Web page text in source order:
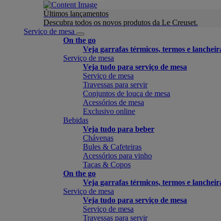
Últimos lançamentos
Descubra todos os novos produtos da Le Creuset.
Serviço de mesa
On the go
Veja garrafas térmicos, termos e
Serviço de mesa
Veja tudo para serviço de mesa
Serviço de mesa
Travessas para servir
Conjuntos de louça de mesa
Acessórios de mesa
Exclusivo online
Bebidas
Veja tudo para beber
Chávenas
Bules & Cafeteiras
Acessórios para vinho
Taças & Copos
On the go
Veja garrafas térmicos, termos e
Serviço de mesa
Veja tudo para serviço de mesa
Serviço de mesa
Travessas para servir